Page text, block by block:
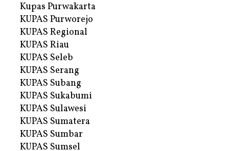
Kupas Purwakarta
KUPAS Purworejo
KUPAS Regional
KUPAS Riau
KUPAS Seleb
KUPAS Serang
KUPAS Subang
KUPAS Sukabumi
KUPAS Sulawesi
KUPAS Sumatera
KUPAS Sumbar
KUPAS Sumsel